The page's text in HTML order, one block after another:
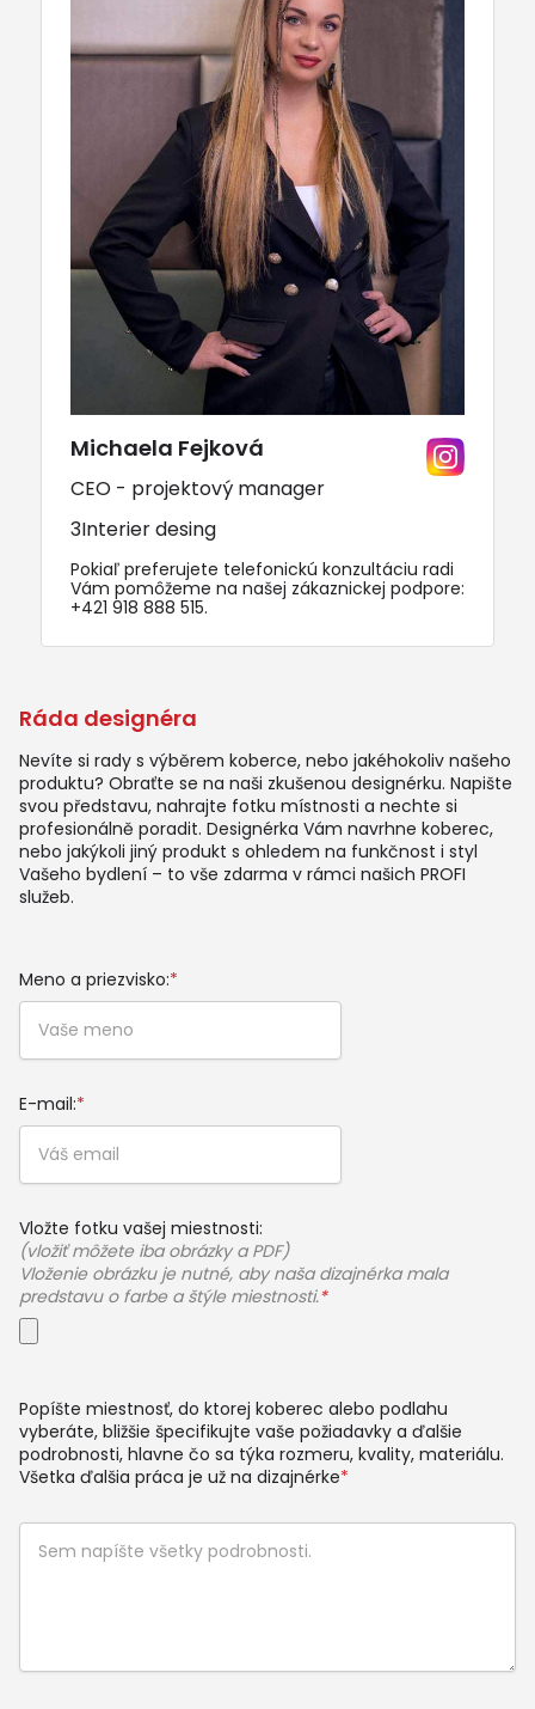
Ráda designéra
Nevíte si rady s výběrem koberce, nebo jakéhokoliv našeho
produktu? Obraťte se na naši zkušenou designérku. Napište
svou představu, nahrajte fotku místnosti a nechte si
profesionálně poradit. Designérka Vám navrhne koberec,
nebo jakýkoli jiný produkt s ohledem na funkčnost i styl
Vašeho bydlení – to vše zdarma v rámci našich PROFI
služeb.
Meno a priezvisko:*
E-mail:*
Vložte fotku vašej miestnosti:
(vložiť môžete iba obrázky a PDF)
Vloženie obrázku je nutné, aby naša dizajnérka mala
predstavu o farbe a štýle miestnosti.*
Popíšte miestnosť, do ktorej koberec alebo podlahu
vyberáte, bližšie špecifikujte vaše požiadavky a ďalšie
podrobnosti, hlavne čo sa týka rozmeru, kvality, materiálu.
Všetka ďalšia práca je už na dizajnérke*
Michaela Fejková
CEO - projektový manager
3Interier desing
Pokiaľ preferujete telefonickú konzultáciu radi
Vám pomôžeme na našej zákaznickej podpore:
+421 918 888 515.